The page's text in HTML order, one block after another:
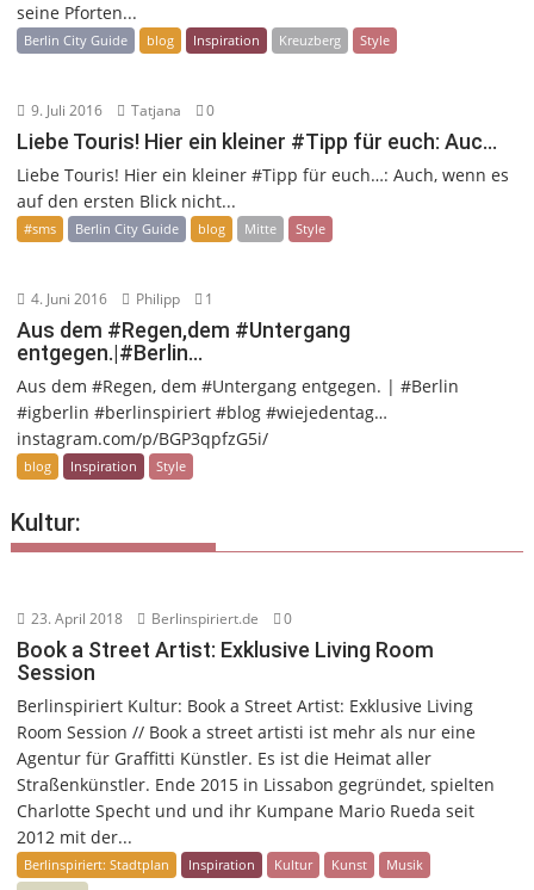
seine Pforten...
Berlin City Guide blog Inspiration Kreuzberg Style
9. Juli 2016 Tatjana 0
Liebe Touris! Hier ein kleiner #Tipp für euch: Auc…
Liebe Touris! Hier ein kleiner #Tipp für euch…: Auch, wenn es
auf den ersten Blick nicht...
#sms Berlin City Guide blog Mitte Style
4. Juni 2016 Philipp 1
Aus dem #Regen,dem #Untergang
entgegen.|#Berlin…
Aus dem #Regen, dem #Untergang entgegen. | #Berlin
#igberlin #berlinspiriert #blog #wiejedentag…
instagram.com/p/BGP3qpfzG5i/
blog Inspiration Style
Kultur:
23. April 2018 Berlinspiriert.de 0
Book a Street Artist: Exklusive Living Room
Session
Berlinspiriert Kultur: Book a Street Artist: Exklusive Living
Room Session // Book a street artisti ist mehr als nur eine
Agentur für Graffitti Künstler. Es ist die Heimat aller
Straßenkünstler. Ende 2015 in Lissabon gegründet, spielten
Charlotte Specht und und ihr Kumpane Mario Rueda seit
2012 mit der...
Berlinspiriert: Stadtplan Inspiration Kultur Kunst
Musik